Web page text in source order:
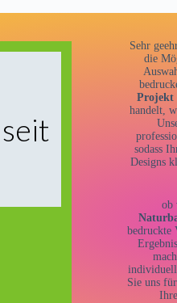
Sehr
die
Projekt
handelt,
sodass
Designs
ob
bedruckte
Sie uns